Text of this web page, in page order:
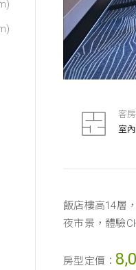
客
室
飯店樓高14層
夜市景，體驗
房型定價：